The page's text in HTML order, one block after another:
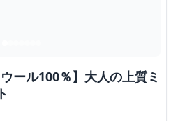
ール100％】大人の上質ミ